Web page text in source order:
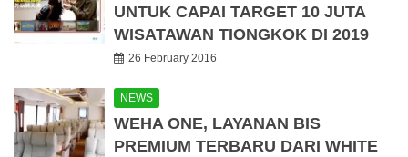
UNTUK CAPAI TARGET 10 JUTA
WISATAWAN TIONGKOK DI 2019
26 February 2016
NEWS
WEHA ONE, LAYANAN BIS
PREMIUM TERBARU DARI WHITE